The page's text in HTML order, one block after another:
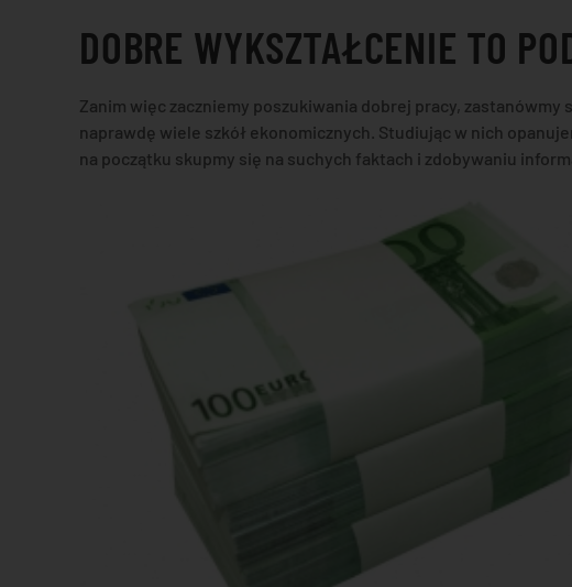
DOBRE WYKSZTAŁCENIE TO
Zanim więc zaczniemy poszukiwania dobrej pracy,
naprawdę wiele szkół ekonomicznych. Studiując w nich
na początku skupmy się na suchych faktach i zdobywaniu